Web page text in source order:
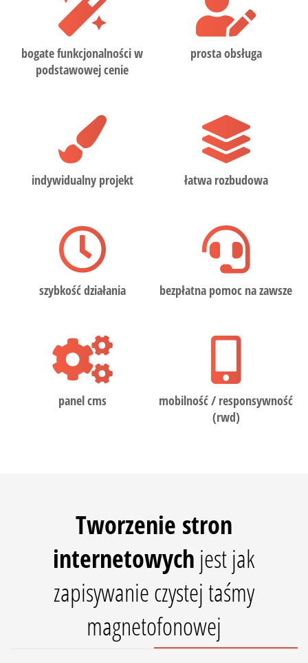
bogate funkcjonalności w
podstawowej cenie
prosta obsługa
indywidualny projekt łatwa rozbudowa
szybkość działania bezpłatna pomoc na zawsze
panel cms
mobilność / responsywność
(rwd)
Tworzenie stron
internetowych jest jak
zapisywanie czystej taśmy
magnetofonowej